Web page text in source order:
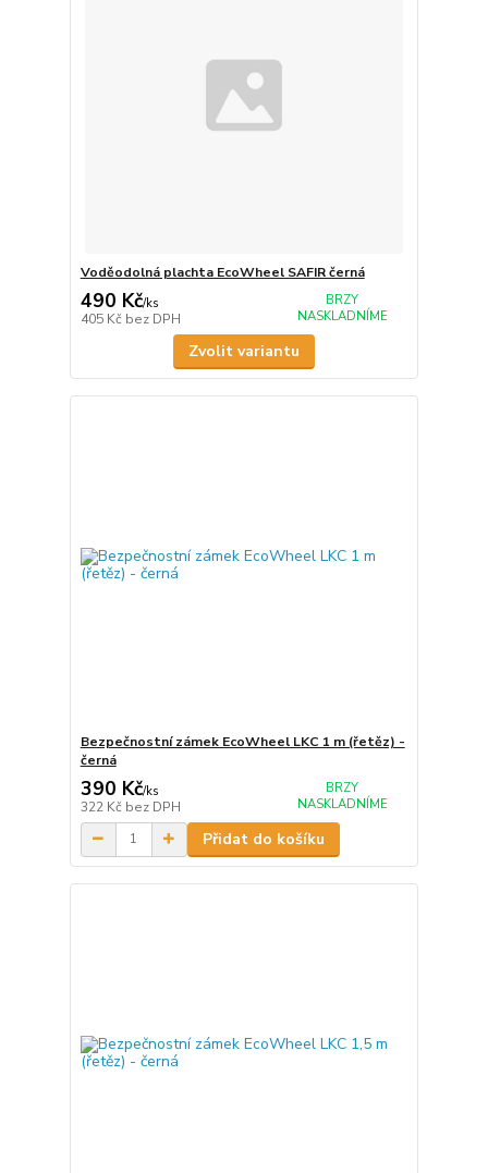
Voděodolná plachta EcoWheel SAFIR černá
490 Kč/ks
405 Kč bez DPH
BRZY
NASKLADNÍME
Zvolit variantu
Bezpečnostní zámek EcoWheel LKC 1 m (řetěz) -
černá
390 Kč/ks
322 Kč bez DPH
BRZY
NASKLADNÍME
Přidat do košíku